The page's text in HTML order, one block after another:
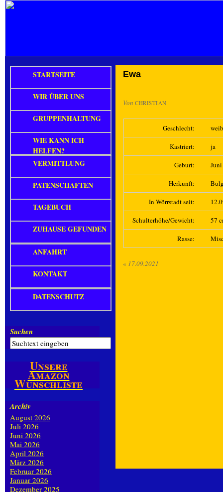
Ewa
Von CHRISTIAN
Geschlecht:
Kastriert: ja
Geburt:
Herkunft:
In Wörrstadt seit:
Schulterhöhe/Gewicht: 57
Rasse:
« 17.09.2021
STARTSEITE
WIR ÜBER UNS
GRUPPENHALTUNG
WIE KANN ICH
HELFEN?
VERMITTLUNG
PATENSCHAFTEN
TAGEBUCH
ZUHAUSE GEFUNDEN
ANFAHRT
KONTAKT
DATENSCHUTZ
Suchen
Unsere
Amazon
Wunschliste
Archiv
August 2026
Juli 2026
Juni 2026
Mai 2026
April 2026
März 2026
Februar 2026
Januar 2026
Dezember 2025